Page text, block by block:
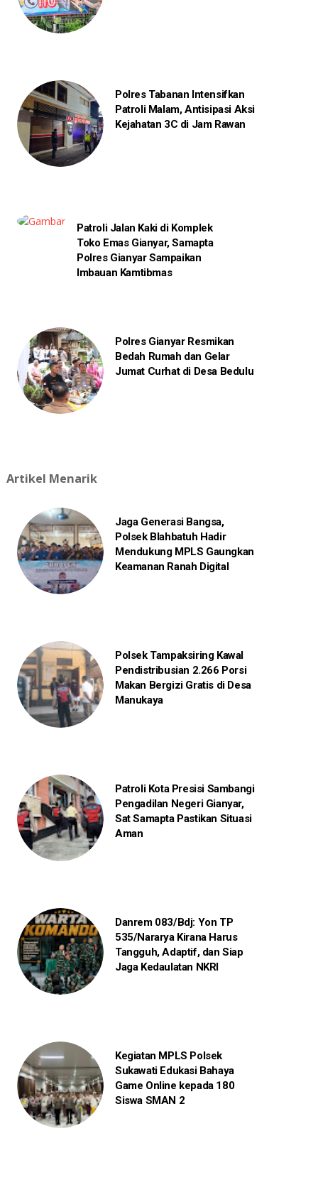
Polres Tabanan Intensifkan
Patroli Malam, Antisipasi Aksi
Kejahatan 3C di Jam Rawan
Patroli Jalan Kaki di Komplek
Toko Emas Gianyar, Samapta
Polres Gianyar Sampaikan
Imbauan Kamtibmas
Polres Gianyar Resmikan
Bedah Rumah dan Gelar
Jumat Curhat di Desa Bedulu
Artikel Menarik
Jaga Generasi Bangsa,
Polsek Blahbatuh Hadir
Mendukung MPLS Gaungkan
Keamanan Ranah Digital
Polsek Tampaksiring Kawal
Pendistribusian 2.266 Porsi
Makan Bergizi Gratis di Desa
Manukaya
Patroli Kota Presisi Sambangi
Pengadilan Negeri Gianyar,
Sat Samapta Pastikan Situasi
Aman
Danrem 083/Bdj: Yon TP
535/Nararya Kirana Harus
Tangguh, Adaptif, dan Siap
Jaga Kedaulatan NKRI
Kegiatan MPLS Polsek
Sukawati Edukasi Bahaya
Game Online kepada 180
Siswa SMAN 2